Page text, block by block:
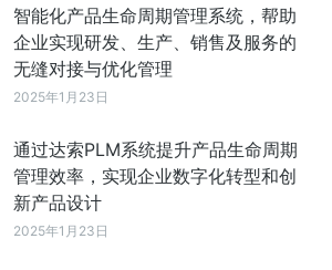
智能化产品生命周期管理系统，帮助
企业实现研发、生产、销售及服务的
无缝对接与优化管理
2025年1月23日
通过达索PLM系统提升产品生命周期
管理效率，实现企业数字化转型和创
新产品设计
2025年1月23日